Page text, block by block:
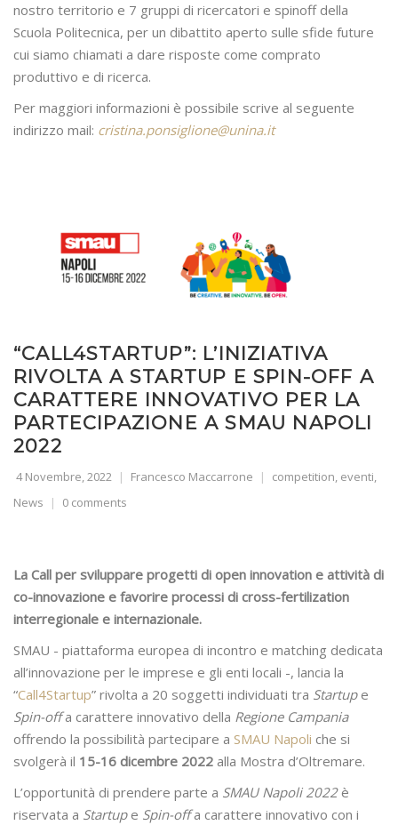
nostro territorio e 7 gruppi di ricercatori e spinoff della
Scuola Politecnica, per un dibattito aperto sulle sfide future
cui siamo chiamati a dare risposte come comprato
produttivo e di ricerca.
Per maggiori informazioni è possibile scrive al seguente
indirizzo mail: cristina.ponsiglione@unina.it
“CALL4STARTUP”: L’INIZIATIVA
RIVOLTA A STARTUP E SPIN-OFF A
CARATTERE INNOVATIVO PER LA
PARTECIPAZIONE A SMAU NAPOLI
2022
4 Novembre, 2022 Francesco Maccarrone competition, eventi,
News
0 comments
La Call per sviluppare progetti di open innovation e attività di
co-innovazione e favorire processi di cross-fertilization
interregionale e internazionale.
SMAU - piattaforma europea di incontro e matching dedicata
all’innovazione per le imprese e gli enti locali -, lancia la
“Call4Startup” rivolta a 20 soggetti individuati tra Startupe
Spin-offa carattere innovativo della Regione Campania
offrendo la possibilità partecipare a SMAU Napoli che si
svolgerà il 15-16 dicembre 2022 alla Mostra d’Oltremare.
L’opportunità di prendere parte a SMAU Napoli 2022 è
riservata a Startupe Spin-offa carattere innovativo con i